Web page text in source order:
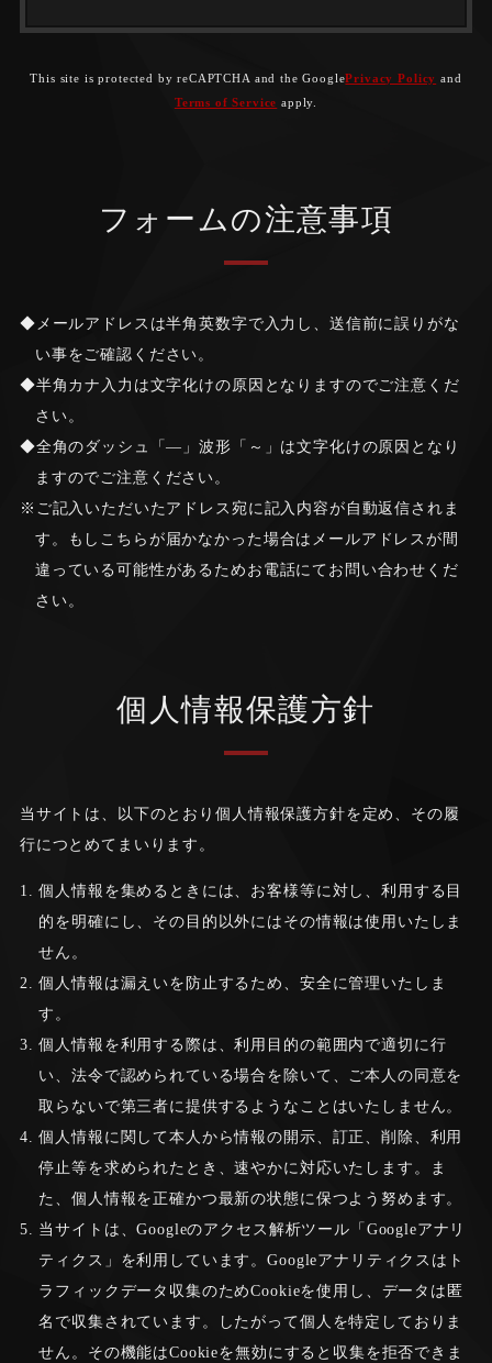
This site is protected by reCAPTCHA and the GooglePrivacy Policy and
Terms of Service apply.
フォームの注意事項
メールアドレスは半角英数字で入力し、送信前に誤りがな
い事をご確認ください。
半角カナ入力は文字化けの原因となりますのでご注意くだ
さい。
全角のダッシュ「―」波形「～」は文字化けの原因となり
ますのでご注意ください。
ご記入いただいたアドレス宛に記入内容が自動返信されま
す。もしこちらが届かなかった場合はメールアドレスが間
違っている可能性があるためお電話にてお問い合わせくだ
さい。
個人情報保護方針
当サイトは、以下のとおり個人情報保護方針を定め、その履
行につとめてまいります。
個人情報を集めるときには、お客様等に対し、利用する目
的を明確にし、その目的以外にはその情報は使用いたしま
せん。
個人情報は漏えいを防止するため、安全に管理いたしま
す。
個人情報を利用する際は、利用目的の範囲内で適切に行
い、法令で認められている場合を除いて、ご本人の同意を
取らないで第三者に提供するようなことはいたしません。
個人情報に関して本人から情報の開示、訂正、削除、利用
停止等を求められたとき、速やかに対応いたします。ま
た、個人情報を正確かつ最新の状態に保つよう努めます。
当サイトは、Googleのアクセス解析ツール「Googleアナリ
ティクス」を利用しています。Googleアナリティクスはト
ラフィックデータ収集のためCookieを使用し、データは匿
名で収集されています。したがって個人を特定しておりま
せん。その機能はCookieを無効にすると収集を拒否できま